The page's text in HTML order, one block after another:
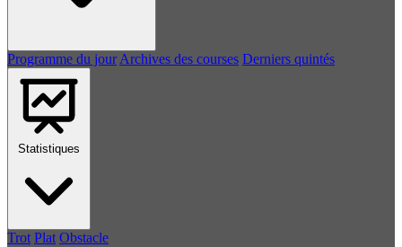
Programme du jour Archives des courses Derniers quintés
Statistiques
Trot Plat Obstacle